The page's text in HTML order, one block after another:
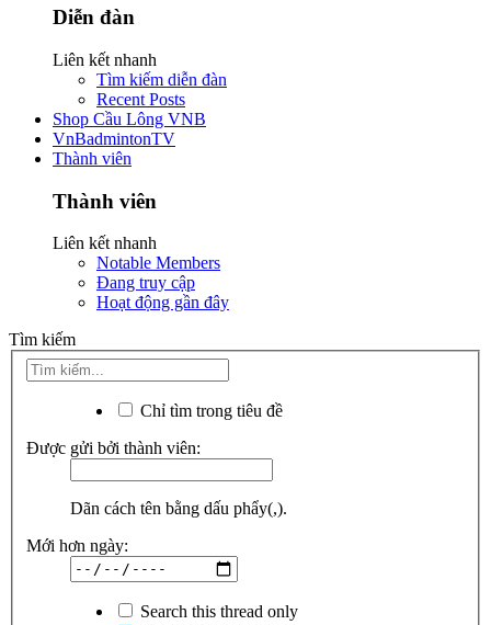
Diễn đàn
Liên kết nhanh
Tìm kiếm diễn đàn
Recent Posts
Shop Cầu Lông VNB
VnBadmintonTV
Thành viên
Thành viên
Liên kết nhanh
Notable Members
Đang truy cập
Hoạt động gần đây
Tìm kiếm
Chỉ tìm trong tiêu đề
Được gửi bởi thành viên:
Dãn cách tên bằng dấu phẩy(,).
Mới hơn ngày:
Search this thread only